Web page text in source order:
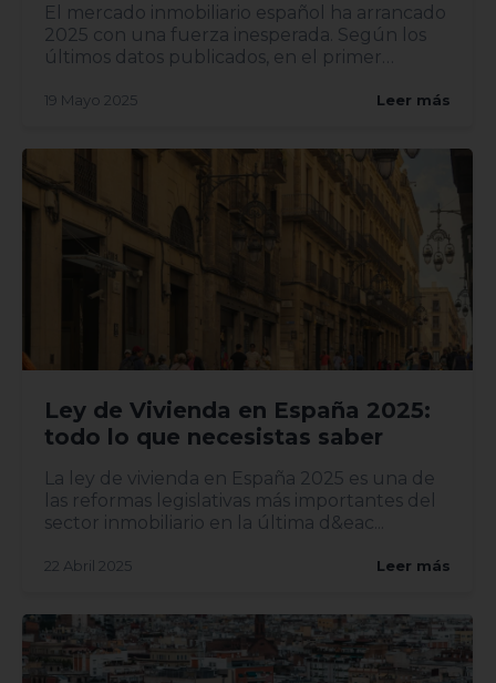
El mercado inmobiliario español ha arrancado
2025 con una fuerza inesperada. Según los
últimos datos publicados, en el primer
19 Mayo 2025 Leer más
Ley de Vivienda en España 2025:
todo lo que necesistas saber
La ley de vivienda en España 2025 es una de
las reformas legislativas más importantes del
sector inmobiliario en la última d&eac...
22 Abril 2025 Leer más